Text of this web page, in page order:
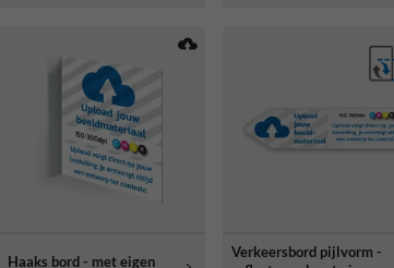
Haaks bord - met eigen
Verkeersbord pijlvorm -